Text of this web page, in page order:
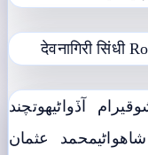
देवनागिरी सिंधी
آڏواڻيھوتچند
محمد عثمان